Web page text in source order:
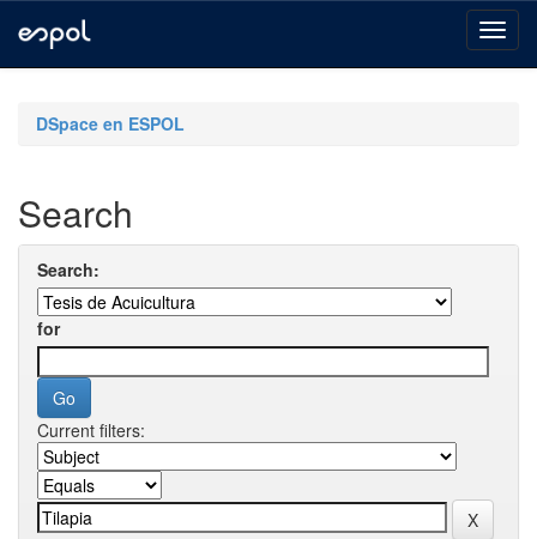
navigationDSpace en ESPOL
Search
Search:
for
Current filters: